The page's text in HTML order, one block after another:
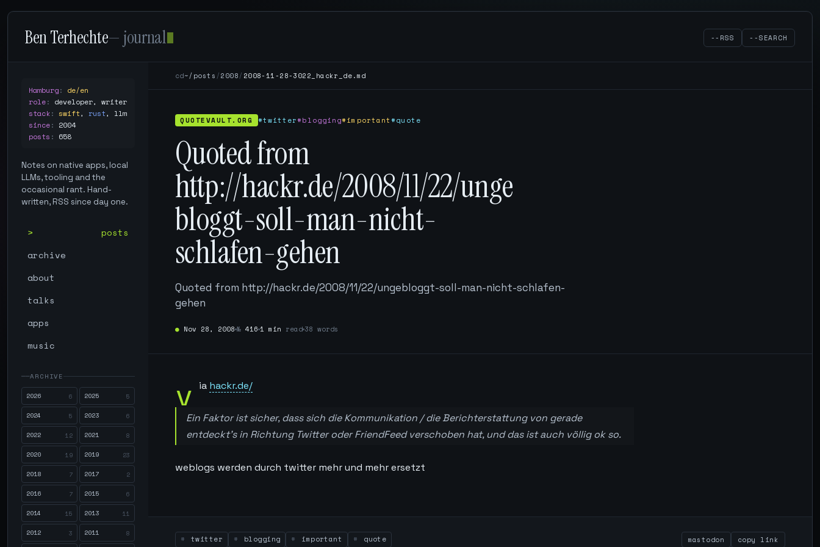
Ben Terhechte— journal --RSS --SEARCH
Hamburg: de/en
role: developer, writer
stack: swift, rust, llm
since: 2004
posts : 658
Notes on native apps, local
LLMs, tooling and the
occasional rant. Hand-
written, RSS since day one.
posts
archive
about
talks
apps
music
ARCHIVE
2026
6 2025 5
2024 5 2023 6
2022 12 2021 8
2020 19 2019 23
2018 7 2017 2
2016 7 2015 6
2014 15 2013 11
2012 3 2011 8
cd~/posts /2008/ 2008-11-28-3022_hackr_de.md
QUOTEVAULT.ORG #twitter#blogging#important#quote
Quoted from
http://hackr.de/2008/11/22/unge
bloggt-soll-man-nicht-
schlafen-gehen
Quoted from http://hackr.de/2008/11/22/ungebloggt-soll-man-nicht-schlafen-
gehen
● Nov 28, 2008 № 416 1 min read 38 words
v ia hackr.de/
Ein Faktor ist sicher, dass sich die Kommunikation / die Berichterstattung von gerade
entdeckt’s in Richtung Twitter oder FriendFeed verschoben hat, und das ist auch völlig ok so.
weblogs werden durch twitter mehr und mehr ersetzt
twitter blogging important quote mastodon copy link